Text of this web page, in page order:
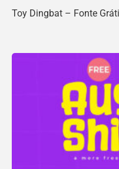
Toy Dingbat – Fonte